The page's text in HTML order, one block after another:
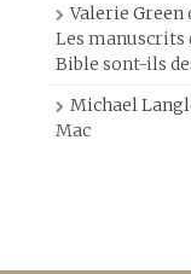
Valerie Green
Les manuscrits
Bible sont-ils
Michael
Mac